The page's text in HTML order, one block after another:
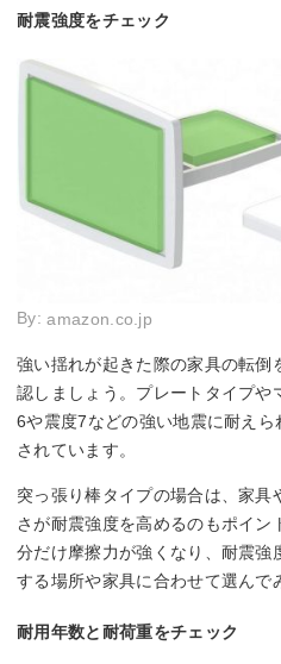
耐震強度をチェック
By:amazon.co.jp
強い揺れが起きた際の家具の転倒
認しましょう。プレートタイプや
6や震度7などの強い地震に耐え
されています。
突っ張り棒タイプの場合は、家
さが耐震強度を高めるのもポイ
分だけ摩擦力が強くなり、耐震強
する場所や家具に合わせて選んで
耐用年数と耐荷重をチェック